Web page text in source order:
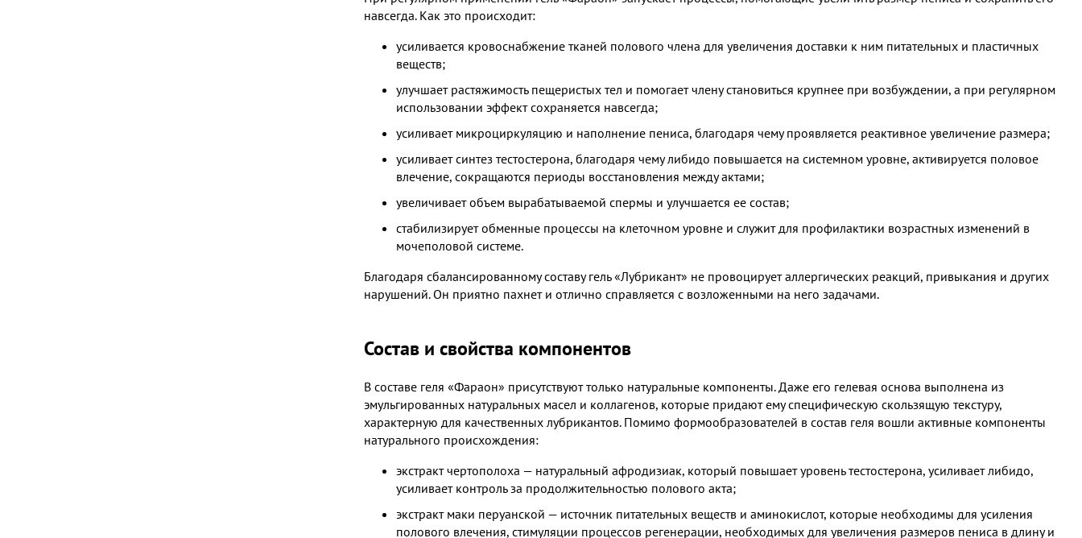
навсегда. Как это происходит:
усиливается кровоснабжение тканей полового члена для увеличения доставки к ним питательных и пластичных
веществ;
улучшает растяжимость пещеристых тел и помогает члену становиться крупнее при возбуждении, а при регулярном
использовании эффект сохраняется навсегда;
усиливает микроциркуляцию и наполнение пениса, благодаря чему проявляется реактивное увеличение размера;
усиливает синтез тестостерона, благодаря чему либидо повышается на системном уровне, активируется половое
влечение, сокращаются периоды восстановления между актами;
увеличивает объем вырабатываемой спермы и улучшается ее состав;
стабилизирует обменные процессы на клеточном уровне и служит для профилактики возрастных изменений в
мочеполовой системе.
Благодаря сбалансированному составу гель «Лубрикант» не провоцирует аллергических реакций, привыкания и других
нарушений. Он приятно пахнет и отлично справляется с возложенными на него задачами.
Состав и свойства компонентов
В составе геля «Фараон» присутствуют только натуральные компоненты. Даже его гелевая основа выполнена из
эмульгированных натуральных масел и коллагенов, которые придают ему специфическую скользящую текстуру,
характерную для качественных лубрикантов. Помимо формообразователей в состав геля вошли активные компоненты
натурального происхождения:
экстракт чертополоха — натуральный афродизиак, который повышает уровень тестостерона, усиливает либидо,
усиливает контроль за продолжительностью полового акта;
экстракт маки перуанской — источник питательных веществ и аминокислот, которые необходимы для усиления
полового влечения, стимуляции процессов регенерации, необходимых для увеличения размеров пениса в длину и